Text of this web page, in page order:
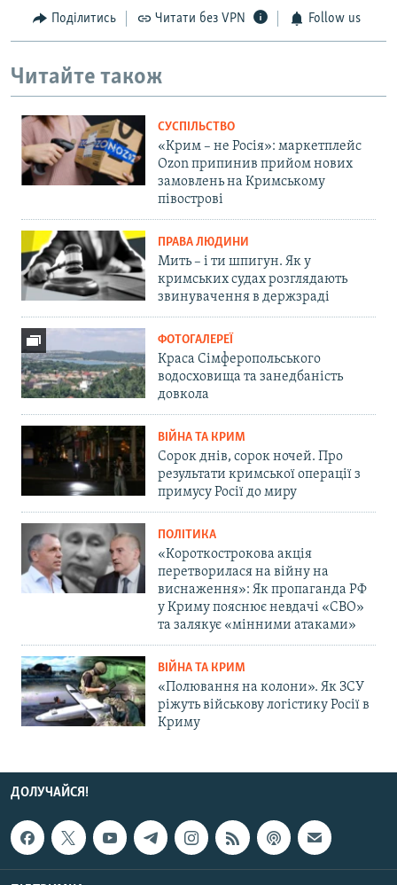
Поділитись Читати без VPN Follow us
Читайте також
СУСПІЛЬСТВО
«Крим – не Росія»: маркетплейс
Ozon припинив прийом нових
замовлень на Кримському
півострові
ПРАВА ЛЮДИНИ
Мить – і ти шпигун. Як у
кримських судах розглядають
звинувачення в держзраді
ФОТОГАЛЕРЕЇ
Краса Сімферопольського
водосховища та занедбаність
довкола
ВІЙНА ТА КРИМ
Сорок днів, сорок ночей. Про
результати кримської операції з
примусу Росії до миру
ПОЛІТИКА
«Короткострокова акція
перетворилася на війну на
виснаження»: Як пропаганда РФ
у Криму пояснює невдачі «СВО»
та залякує «мінними атаками»
ВІЙНА ТА КРИМ
«Полювання на колони». Як ЗСУ
ріжуть військову логістику Росії в
Криму
ДОЛУЧАЙСЯ!